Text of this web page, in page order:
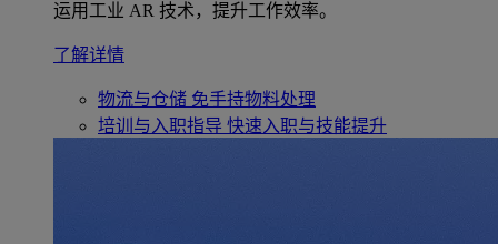
运用工业 AR 技术，提升工作效率。
了解详情
物流与仓储 免手持物料处理
培训与入职指导 快速入职与技能提升